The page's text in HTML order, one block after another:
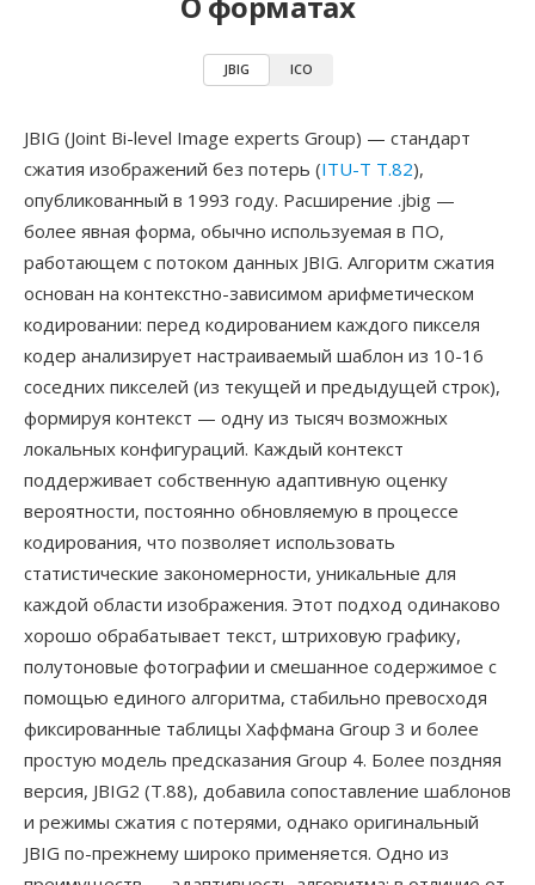
JBIG ICO
JBIG (Joint Bi-level Image experts Group) — стандарт
сжатия изображений без потерь (ITU-T T.82),
опубликованный в 1993 году. Расширение .jbig —
более явная форма, обычно используемая в ПО,
работающем с потоком данных JBIG. Алгоритм сжатия
основан на контекстно-зависимом арифметическом
кодировании: перед кодированием каждого пикселя
кодер анализирует настраиваемый шаблон из 10-16
соседних пикселей (из текущей и предыдущей строк),
формируя контекст — одну из тысяч возможных
локальных конфигураций. Каждый контекст
поддерживает собственную адаптивную оценку
вероятности, постоянно обновляемую в процессе
кодирования, что позволяет использовать
статистические закономерности, уникальные для
каждой области изображения. Этот подход одинаково
хорошо обрабатывает текст, штриховую графику,
полутоновые фотографии и смешанное содержимое с
помощью единого алгоритма, стабильно превосходя
фиксированные таблицы Хаффмана Group 3 и более
простую модель предсказания Group 4. Более поздняя
версия, JBIG2 (T.88), добавила сопоставление шаблонов
и режимы сжатия с потерями, однако оригинальный
JBIG по-прежнему широко применяется. Одно из